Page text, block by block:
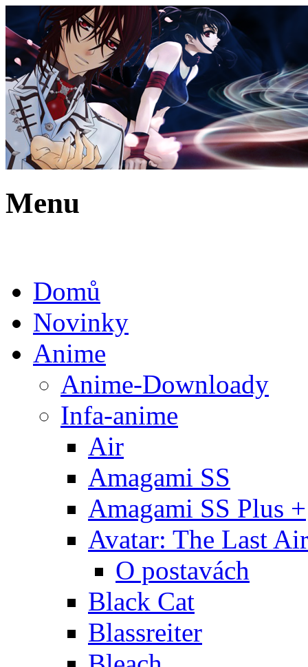
Menu
Domů
Novinky
Anime
Anime-Downloady
Infa-anime
Air
Amagami SS
Amagami SS Plus +
Avatar: The Last
O postavách
Black Cat
Blassreiter